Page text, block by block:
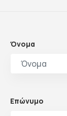
Όνομα
Επώνυμο